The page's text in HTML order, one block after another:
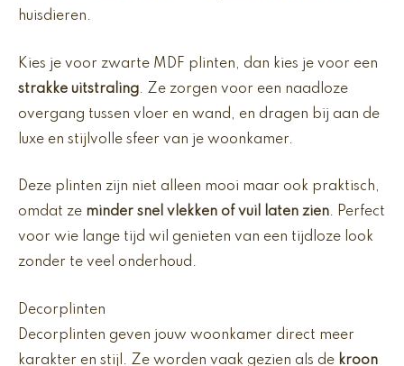
huisdieren.
Kies je voor zwarte MDF plinten, dan kies je voor een
strakke uitstraling. Ze zorgen voor een naadloze
overgang tussen vloer en wand, en dragen bij aan de
luxe en stijlvolle sfeer van je woonkamer.
Deze plinten zijn niet alleen mooi maar ook praktisch,
omdat ze minder snel vlekken of vuil laten zien. Perfect
voor wie lange tijd wil genieten van een tijdloze look
zonder te veel onderhoud.
Decorplinten
Decorplinten geven jouw woonkamer direct meer
karakter en stijl. Ze worden vaak gezien als de kroon